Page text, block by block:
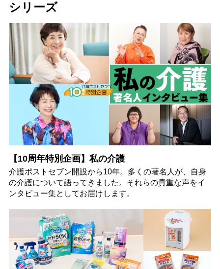
シリーズ
【10周年特別企画】私の介護
介護ポストセブン開設から10年。多くの著名人が、自身
の介護について語ってきました。それらの貴重な声をイ
ンタビュー集としてお届けします。